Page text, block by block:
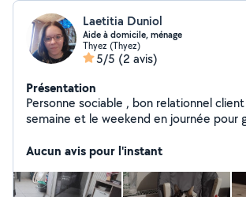
Laetitia Duniol
Aide à domicile, ménage
Thyez (Thyez)
5/5 (2 avis)
Présentation
Personne sociable , bon relationnel
semaine et le weekend en journée pour
Aucun avis pour l'instant